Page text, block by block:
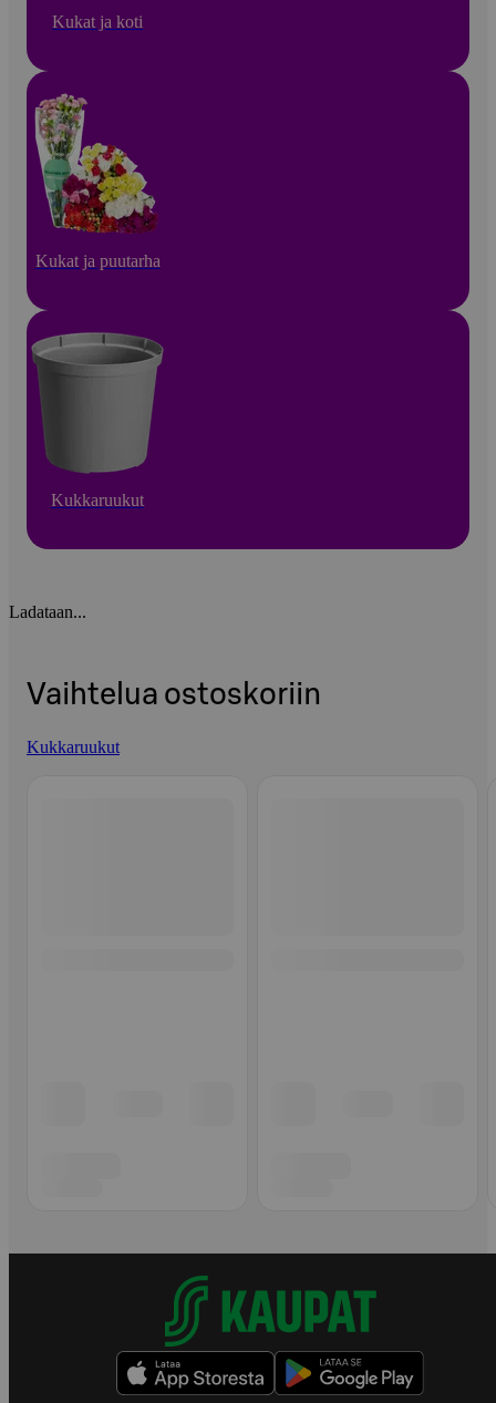
Kukat ja koti
Kukat ja puutarha
Kukkaruukut
Ladataan...
Vaihtelua ostoskoriin
Kukkaruukut